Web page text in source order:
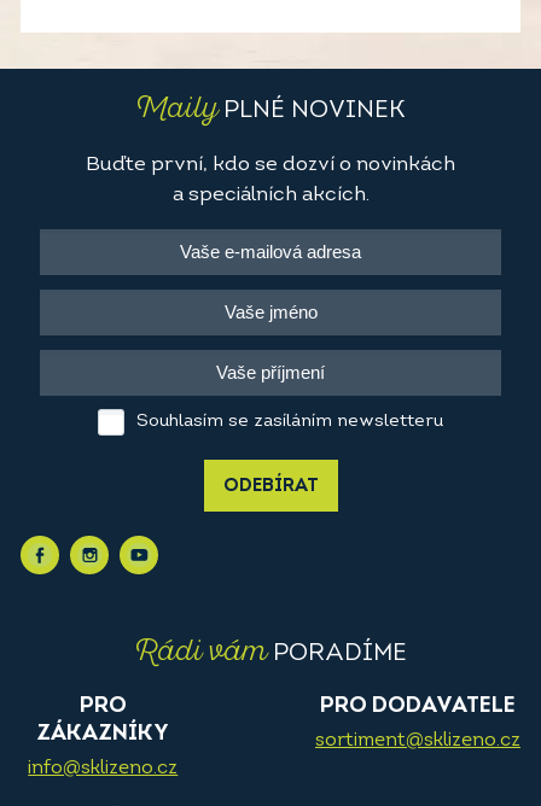
MailyPLNÉ NOVINEK
Buďte první, kdo se dozví o novinkách
a speciálních akcích.
Souhlasím se zasíláním newsletteru
ODEBÍRAT
Rádi vámPORADÍME
PRO
ZÁKAZNÍKY
info@sklizeno.cz
PRO DODAVATELE
sortiment@sklizeno.cz